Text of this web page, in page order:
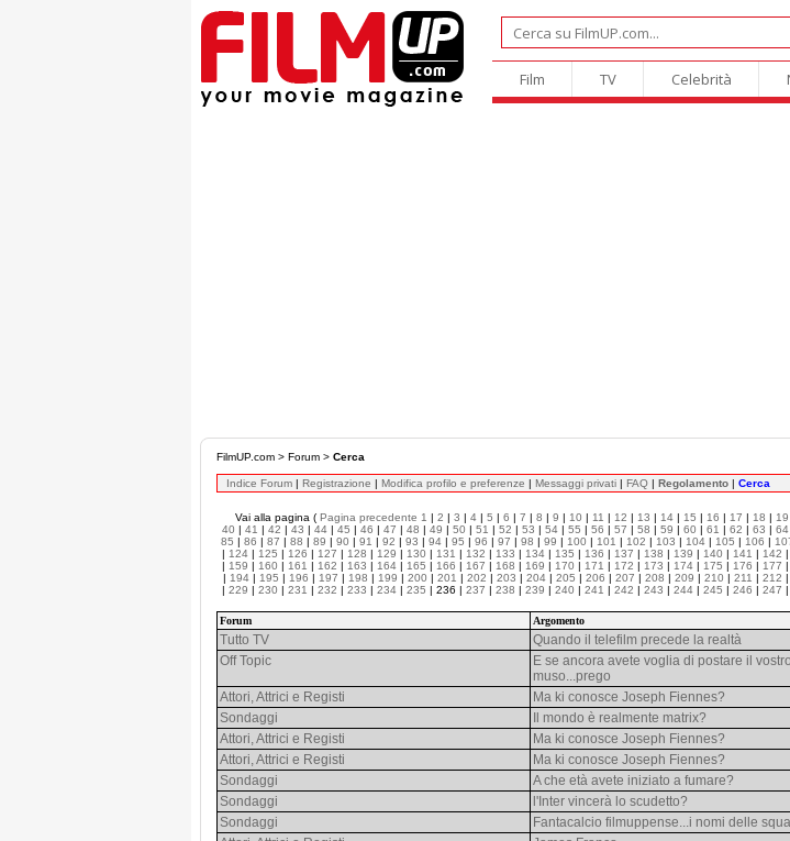
Film TV Celebrità
FilmUP.com > Forum > Cerca
Indice Forum | Registrazione | Modifica profilo e preferenze | Messaggi privati | FAQ | Regolamento | Cerca
Vai alla pagina ( Pagina precedente 1 | 2 | 3 | 4 | 5 | 6 | 7 | 8 | 9 | 10 | 11 | 12 | 13 | 14 | 15 | 16 | 17 | 18 | 19
40 | 41 | 42 | 43 | 44 | 45 | 46 | 47 | 48 | 49 | 50 | 51 | 52 | 53 | 54 | 55 | 56 | 57 | 58 | 59 | 60 | 61 | 62 | 63 | 64
85 | 86 | 87 | 88 | 89 | 90 | 91 | 92 | 93 | 94 | 95 | 96 | 97 | 98 | 99 | 100 | 101 | 102 | 103 | 104 | 105 | 106 |
| 124 | 125 | 126 | 127 | 128 | 129 | 130 | 131 | 132 | 133 | 134 | 135 | 136 | 137 | 138 | 139 | 140 | 141 | 142 |
| 159 | 160 | 161 | 162 | 163 | 164 | 165 | 166 | 167 | 168 | 169 | 170 | 171 | 172 | 173 | 174 | 175 | 176 | 177 |
| 194 | 195 | 196 | 197 | 198 | 199 | 200 | 201 | 202 | 203 | 204 | 205 | 206 | 207 | 208 | 209 | 210 | 211 | 212 |
| 229 | 230 | 231 | 232 | 233 | 234 | 235 | 236 | 237 | 238 | 239 | 240 | 241 | 242 | 243 | 244 | 245 | 246 | 247 |
Forum
Argomento
Tutto TV Quando il telefilm precede la realtà
Off Topic
E se ancora avete voglia di postare il
muso...prego
Attori, Attrici e Registi Ma ki conosce Joseph Fiennes?
Sondaggi
Il mondo è realmente matrix?
Attori, Attrici e Registi
Ma ki conosce Joseph Fiennes?
Attori, Attrici e Registi
Ma ki conosce Joseph Fiennes?
Sondaggi
A che età avete iniziato a fumare?
Sondaggi
l'Inter vincerà lo scudetto?
Sondaggi
Fantacalcio filmuppense...i nomi delle